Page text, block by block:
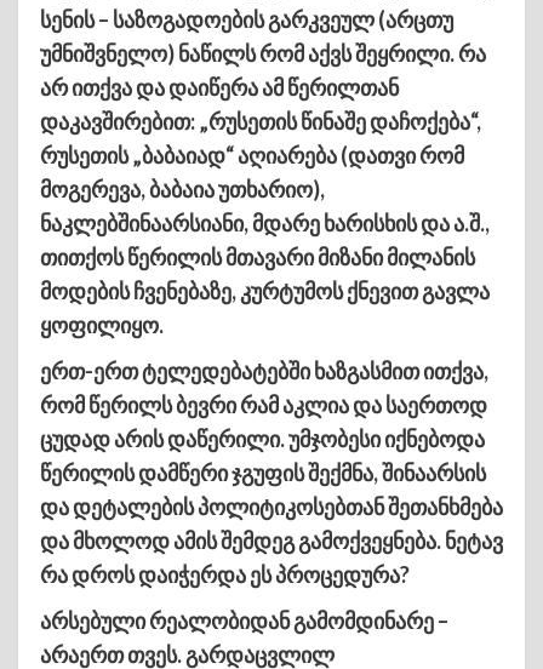
სენის – საზოგადოების გარკვეულ (არცთუ
უმნიშვნელო) ნაწილს რომ აქვს შეყრილი. რა
არ ითქვა და დაიწერა ამ წერილთან
დაკავშირებით: „რუსეთის წინაშე დაჩოქება“,
რუსეთის „ბაბაიად“ აღიარება (დათვი რომ
მოგერევა, ბაბაია უთხარიო),
ნაკლებშინაარსიანი, მდარე ხარისხის და ა.შ.,
თითქოს წერილის მთავარი მიზანი მილანის
მოდების ჩვენებაზე, კურტუმოს ქნევით გავლა
ყოფილიყო.
ერთ-ერთ ტელედებატებში ხაზგასმით ითქვა,
რომ წერილს ბევრი რამ აკლია და საერთოდ
ცუდად არის დაწერილი. უმჯობესი იქნებოდა
წერილის დამწერი ჯგუფის შექმნა, შინაარსის
და დეტალების პოლიტიკოსებთან შეთანხმება
და მხოლოდ ამის შემდეგ გამოქვეყნება. ნეტავ
რა დროს დაიჭერდა ეს პროცედურა?
არსებული რეალობიდან გამომდინარე –
არაერთ თვეს. გარდაცვლილ